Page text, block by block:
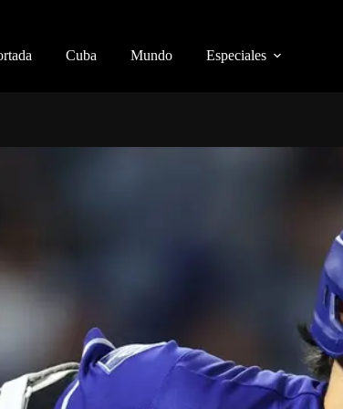
Cuba Mundo Especiales